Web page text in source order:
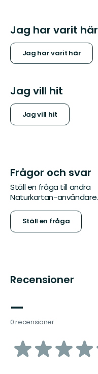
Jag har varit här
Jag har varit här
Jag vill hit
Jag vill hit
Frågor och svar
Ställ en fråga till andra
Naturkartan-användare.
Ställ en fråga
Recensioner
—
0 recensioner
av